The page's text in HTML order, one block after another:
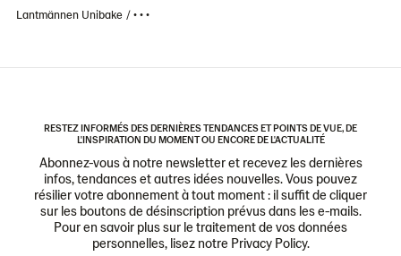
Lantmännen Unibake • • •
RESTEZ INFORMÉS DES DERNIÈRES TENDANCES ET POINTS DE VUE, DE
L'INSPIRATION DU MOMENT OU ENCORE DE L'ACTUALITÉ
Abonnez-vous à notre newsletter et recevez les dernières
infos, tendances et autres idées nouvelles. Vous pouvez
résilier votre abonnement à tout moment : il suffit de cliquer
sur les boutons de désinscription prévus dans les e-mails.
Pour en savoir plus sur le traitement de vos données
personnelles, lisez notre Privacy Policy.